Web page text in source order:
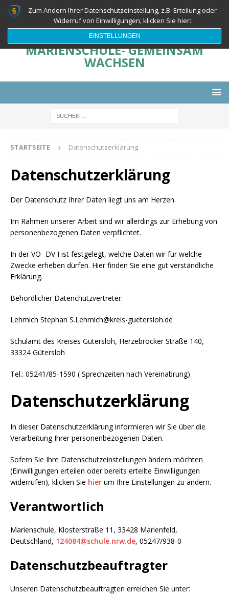
MARIENSCHULE- GEMEINSAM
WACHSEN
STARTSEITE Datenschutzerklärung
Datenschutzerklärung
Der Datenschutz Ihrer Daten liegt uns am Herzen.
Im Rahmen unserer Arbeit sind wir allerdings zur Erhebung von
personenbezogenen Daten verpflichtet.
In der VO- DV I ist festgelegt, welche Daten wir für welche
Zwecke erheben dürfen. Hier finden Sie eine gut verständliche
Erklärung.
Behördlicher Datenchutzvertreter:
Lehmich Stephan S.Lehmich@kreis-guetersloh.de
Schulamt des Kreises Gütersloh, Herzebrocker Straße 140,
33324 Gütersloh
Tel.: 05241/85-1590 ( Sprechzeiten nach Vereinabrung)
Datenschutzerklärung
In dieser Datenschutzerklärung informieren wir Sie über die
Verarbeitung Ihrer personenbezogenen Daten.
Sofern Sie Ihre Datenschutzeinstellungen ändern möchten
(Einwilligungen erteilen oder bereits erteilte Einwilligungen
widerrufen), klicken Sie hier um Ihre Einstellungen zu ändern.
Verantwortlich
Marienschule, Klosterstraße 11, 33428 Marienfeld,
Deutschland, 124084@schule.nrw.de, 05247/938-0
Datenschutzbeauftragter
Unseren Datenschutzbeauftragten erreichen Sie unter:
Zum Ändern Ihrer Datenschutzeinstellung, z.B. Erteilung oder
Widerruf von Einwilligungen, klicken Sie hier:
EINSTELLUNGEN